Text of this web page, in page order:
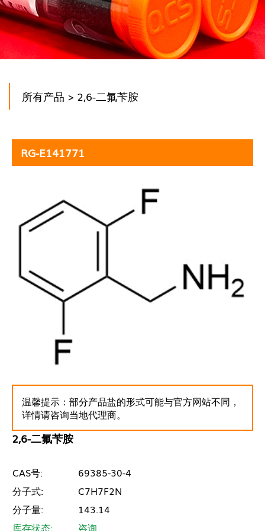
所有产品 > 2,6-二氟苄胺
RG-E141771
温馨提示：部分产品盐的形式可能与官方网站不同，
详情请咨询当地代理商。
2,6-二氟苄胺
CAS号:
69385-30-4
分子式:
C7H7F2N
分子量:
143.14
库存状态:
咨询